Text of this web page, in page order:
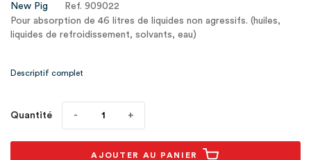
New Pig
Ref. 909022
Pour absorption de 46 litres de liquides non agressifs. (huiles,
liquides de refroidissement, solvants, eau)
Descriptif complet
Quantité
AJOUTER AU PANIER